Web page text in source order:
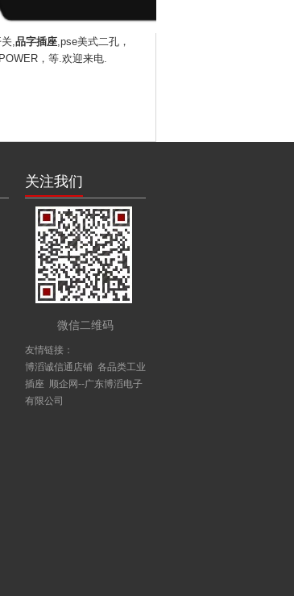
,品字插座,pse美式二孔 ，
，等.欢迎来电.
关注我们
微信二维码
友情链接：
博滔诚信通店铺 各品类工业
插座
顺企网--广东博滔电子
有限公司